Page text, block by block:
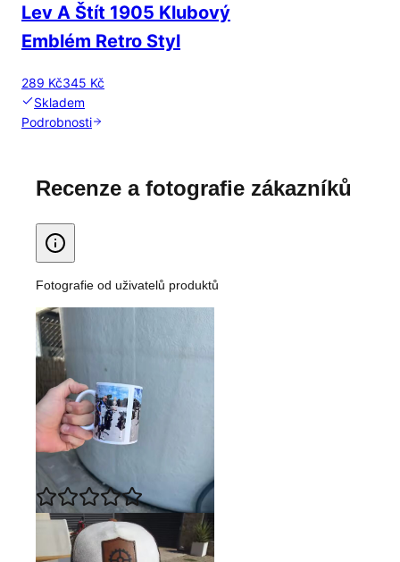
Lev A Štít 1905 Klubový
Emblém Retro Styl
289 Kč345 Kč
Skladem
Podrobnosti
Recenze a fotografie zákazníků
Fotografie od uživatelů produktů